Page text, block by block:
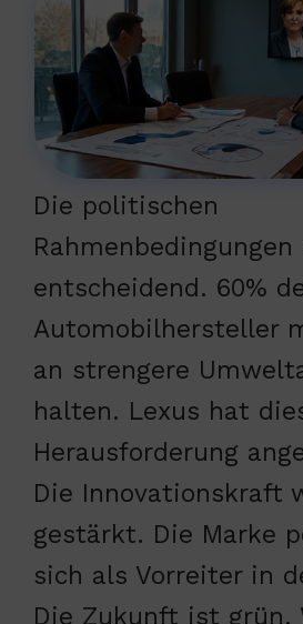
Die politischen
Rahmenbedingungen
entscheidend. 60%
Automobilhersteller
an strengere
halten. Lexus hat
Herausforderung
Die Innovationskraft
gestärkt. Die Marke
sich als Vorreiter in
Die Zukunft ist grün.